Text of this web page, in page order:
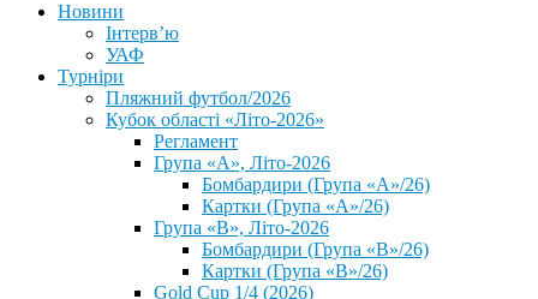
Новини
Інтерв’ю
УАФ
Турніри
Пляжний футбол/2026
Кубок області «Літо-2026»
Регламент
Група «А», Літо-2026
Бомбардири (Група «А»/26)
Картки (Група «А»/26)
Група «В», Літо-2026
Бомбардири (Група «В»/26)
Картки (Група «В»/26)
Gold Cup 1/4 (2026)